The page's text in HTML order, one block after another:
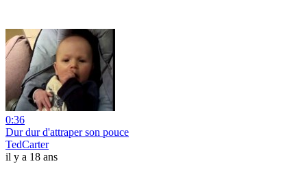
0:36
Dur dur d'attraper son pouce
TedCarter
il y a 18 ans